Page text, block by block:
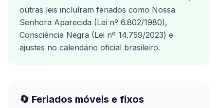
outras leis incluíram feriados como Nossa
Senhora Aparecida (Lei nº 6.802/1980),
Consciência Negra (Lei nº 14.759/2023) e
ajustes no calendário oficial brasileiro.
🔄 Feriados móveis e fixos